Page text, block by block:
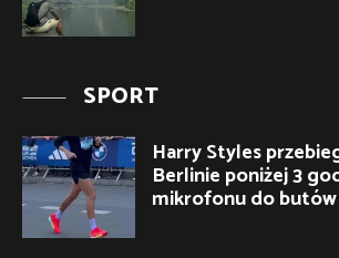
SPORT
Harry Styles
Berlinie poniżej 3
mikrofonu do